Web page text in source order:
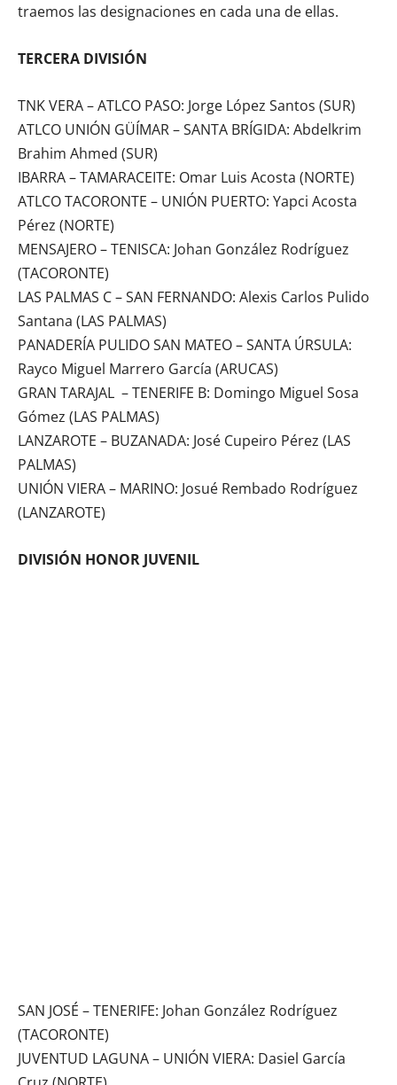
traemos las designaciones en cada una de ellas.
TERCERA DIVISIÓN
TNK VERA – ATLCO PASO: Jorge López Santos (SUR)
ATLCO UNIÓN GÜÍMAR – SANTA BRÍGIDA: Abdelkrim
Brahim Ahmed (SUR)
IBARRA – TAMARACEITE: Omar Luis Acosta (NORTE)
ATLCO TACORONTE – UNIÓN PUERTO: Yapci Acosta
Pérez (NORTE)
MENSAJERO – TENISCA: Johan González Rodríguez
(TACORONTE)
LAS PALMAS C – SAN FERNANDO: Alexis Carlos Pulido
Santana (LAS PALMAS)
PANADERÍA PULIDO SAN MATEO – SANTA ÚRSULA:
Rayco Miguel Marrero García (ARUCAS)
GRAN TARAJAL – TENERIFE B: Domingo Miguel Sosa
Gómez (LAS PALMAS)
LANZAROTE – BUZANADA: José Cupeiro Pérez (LAS
PALMAS)
UNIÓN VIERA – MARINO: Josué Rembado Rodríguez
(LANZAROTE)
DIVISIÓN HONOR JUVENIL
SAN JOSÉ – TENERIFE: Johan González Rodríguez
(TACORONTE)
JUVENTUD LAGUNA – UNIÓN VIERA: Dasiel García